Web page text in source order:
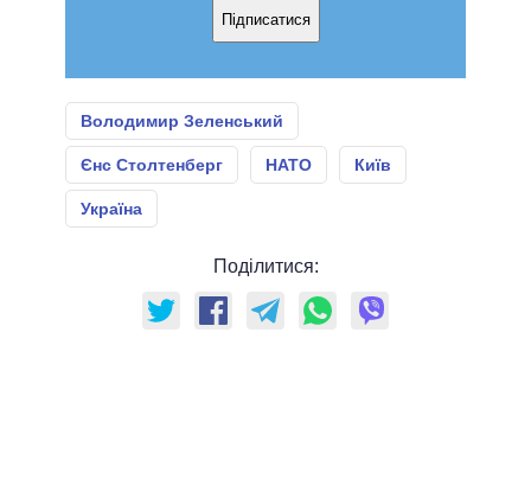
Підписатися
Володимир Зеленський
Єнс Столтенберг НАТО Київ
Україна
Поділитися: